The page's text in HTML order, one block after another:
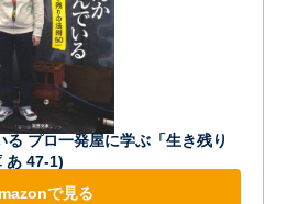
る プロ一発屋に学ぶ「生き残り
あ 47-1)
で見る